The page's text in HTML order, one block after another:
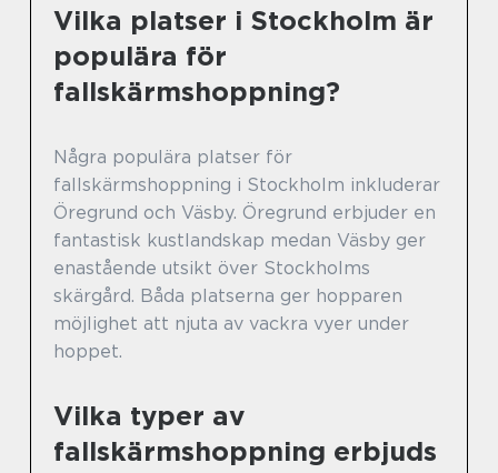
Vilka platser i Stockholm är
populära för
fallskärmshoppning?
Några populära platser för
fallskärmshoppning i Stockholm inkluderar
Öregrund och Väsby. Öregrund erbjuder en
fantastisk kustlandskap medan Väsby ger
enastående utsikt över Stockholms
skärgård. Båda platserna ger hopparen
möjlighet att njuta av vackra vyer under
hoppet.
Vilka typer av
fallskärmshoppning erbjuds